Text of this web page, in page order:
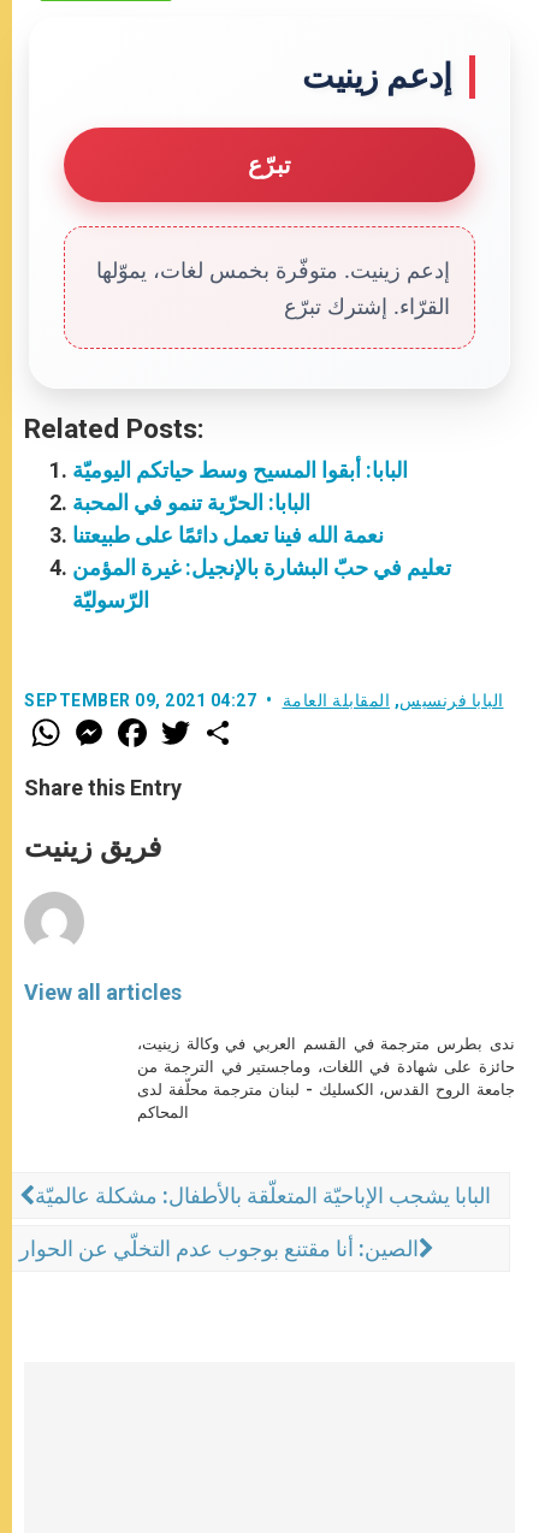
إدعم زينيت
تبرّع
إدعم زينيت. متوفّرة بخمس لغات، يموّلها
القرّاء. إشترك تبرّع
Related Posts:
البابا: أبقوا المسيح وسط حياتكم اليوميّة
البابا: الحرّية تنمو في المحبة
نعمة الله فينا تعمل دائمًا على طبيعتنا
تعليم في حبّ البشارة بالإنجيل: غيرة المؤمن
الرّسوليّة
SEPTEMBER 09, 2021 04:27 البابا فرنسيس, المقابلة العامة
W
h
t
s
p
p
M
e
s
e
g
e
F
a
e
b
o
k
T
w
Share this Entry
فريق زينيت
View all articles
ندى بطرس مترجمة في القسم العربي في وكالة زينيت،
حائزة على شهادة في اللغات، وماجستير في الترجمة من
جامعة الروح القدس، الكسليك - لبنان مترجمة محلّفة لدى
المحاكم
البابا يشجب الإباحيّة المتعلّقة بالأطفال: مشكلة عالميّة
الصين: أنا مقتنع بوجوب عدم التخلّي عن الحوار